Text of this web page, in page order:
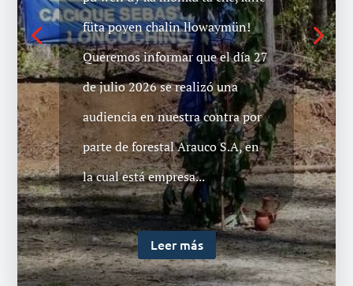
amigxs y toda la gente. Tenemos
el agrado de invitarles a esta
Gran peña bailable en
solidaridad con nuestro
prisioneros políticos mapuche de
la cárcel de Temuko. La
solidaridad también es un arma
contra este sistema...